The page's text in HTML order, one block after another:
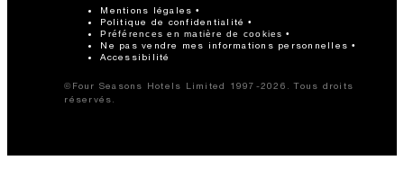
Mentions légales
Politique de confidentialité
Préférences en matière de cookies
Ne pas vendre mes informations personnelles
Accessibilité
©Four Seasons Hotels Limited 1997-2026. Tous droits
réservés.